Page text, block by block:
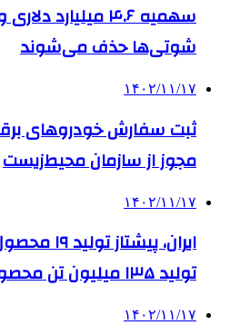
سهمیه ۴.۶ میلیارد
شوتی‌ها حذف می‌شوند
۱۴۰۲/۱۱/۱۷
ثبت سفارش خودروهای
مجوز از سازمان محیط‌زیست
۱۴۰۲/۱۱/۱۷
ایران،
تولید ۱۳۵ میلیون تن محصول
۱۴۰۲/۱۱/۱۷